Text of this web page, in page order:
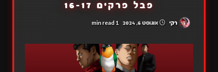
פבל פרקים 16-17
רקי אוגוסט 6, 2024 1 min read